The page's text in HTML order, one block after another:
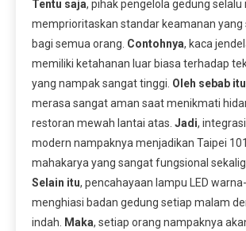
Tentu saja, pihak pengelola gedung selalu
memprioritaskan standar keamanan
bagi semua orang. Contohnya, kaca
memiliki ketahanan luar biasa terhadap
yang nampak sangat tinggi. Oleh sebab itu
merasa sangat aman saat menikmati
restoran mewah lantai atas. Jadi,
modern nampaknya menjadikan Taipei
mahakarya yang sangat fungsional
Selain itu, pencahayaan lampu LED
menghiasi badan gedung setiap malam
indah.
Maka, setiap orang nampaknya